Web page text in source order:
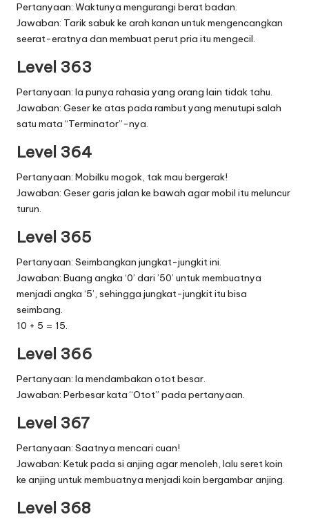
Pertanyaan: Waktunya mengurangi berat badan.
Jawaban: Tarik sabuk ke arah kanan untuk mengencangkan
seerat-eratnya dan membuat perut pria itu mengecil.
Level 363
Pertanyaan: Ia punya rahasia yang orang lain tidak tahu.
Jawaban: Geser ke atas pada rambut yang menutupi salah
satu mata “Terminator”-nya.
Level 364
Pertanyaan: Mobilku mogok, tak mau bergerak!
Jawaban: Geser garis jalan ke bawah agar mobil itu meluncur
turun.
Level 365
Pertanyaan: Seimbangkan jungkat-jungkit ini.
Jawaban: Buang angka ‘0’ dari ’50’ untuk membuatnya
menjadi angka ‘5’, sehingga jungkat-jungkit itu bisa
seimbang.
10 + 5 = 15.
Level 366
Pertanyaan: Ia mendambakan otot besar.
Jawaban: Perbesar kata “Otot” pada pertanyaan.
Level 367
Pertanyaan: Saatnya mencari cuan!
Jawaban: Ketuk pada si anjing agar menoleh, lalu seret koin
ke anjing untuk membuatnya menjadi koin bergambar anjing.
Level 368